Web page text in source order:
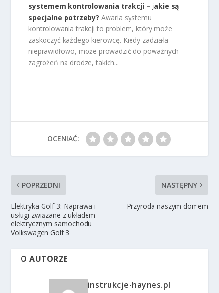
systemem kontrolowania trakcji – jakie są
specjalne potrzeby? Awaria systemu
kontrolowania trakcji to problem, który może
zaskoczyć każdego kierowcę. Kiedy zadziała
nieprawidłowo, może prowadzić do poważnych
zagrożeń na drodze, takich...
OCENIAĆ:
POPRZEDNI
Elektryka Golf 3: Naprawa i
usługi związane z układem
elektrycznym samochodu
Volkswagen Golf 3
NASTĘPNY
Przyroda naszym domem
O AUTORZE
instrukcje-haynes.pl